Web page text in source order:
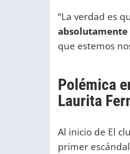
“La verdad es
absolutamente
que estemos
Polémica
Laurita
Al inicio de El
primer